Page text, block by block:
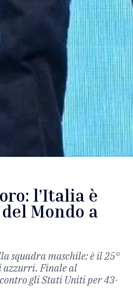
l’Italia è
Mondo a
squadra maschile: è il 25°
Finale al
gli Stati Uniti per 43-